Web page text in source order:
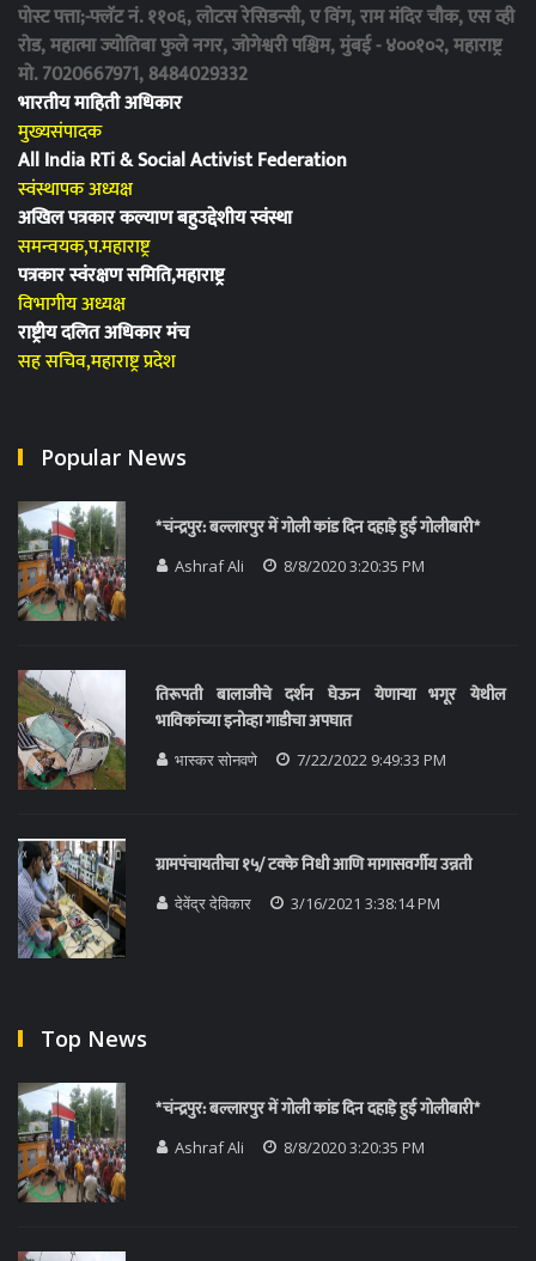
पोस्ट पत्ता;-फ्लॅट नं. ११०६, लोटस रेसिडन्सी, ए विंग, राम मंदिर चौक, एस व्ही
रोड, महात्मा ज्योतिबा फुले नगर, जोगेश्वरी पश्चिम, मुंबई - ४००१०२, महाराष्ट्र
मो. 7020667971, 8484029332
भारतीय माहिती अधिकार
मुख्यसंपादक
All India RTi & Social Activist Federation
स्वंस्थापक अध्यक्ष
अखिल पत्रकार कल्याण बहुउद्देशीय स्वंस्था
समन्वयक,प.महाराष्ट्र
पत्रकार स्वंरक्षण समिति,महाराष्ट्र
विभागीय अध्यक्ष
राष्ट्रीय दलित अधिकार मंच
सह सचिव,महाराष्ट्र प्रदेश
Popular News
*चंन्द्रपुर: बल्लारपुर में गोली कांड दिन दहाड़े हुई गोलीबारी*
Ashraf Ali 8/8/2020 3:20:35 PM
तिरूपती बालाजीचे दर्शन घेऊन येणाऱ्या भगूर येथील
भाविकांच्या इनोव्हा गाडीचा अपघात
भास्कर सोनवणे 7/22/2022 9:49:33 PM
ग्रामपंचायतीचा १५/ टक्के निधी आणि मागासवर्गीय उन्नती
देवेंद्र देविकार 3/16/2021 3:38:14 PM
Top News
*चंन्द्रपुर: बल्लारपुर में गोली कांड दिन दहाड़े हुई गोलीबारी*
Ashraf Ali 8/8/2020 3:20:35 PM